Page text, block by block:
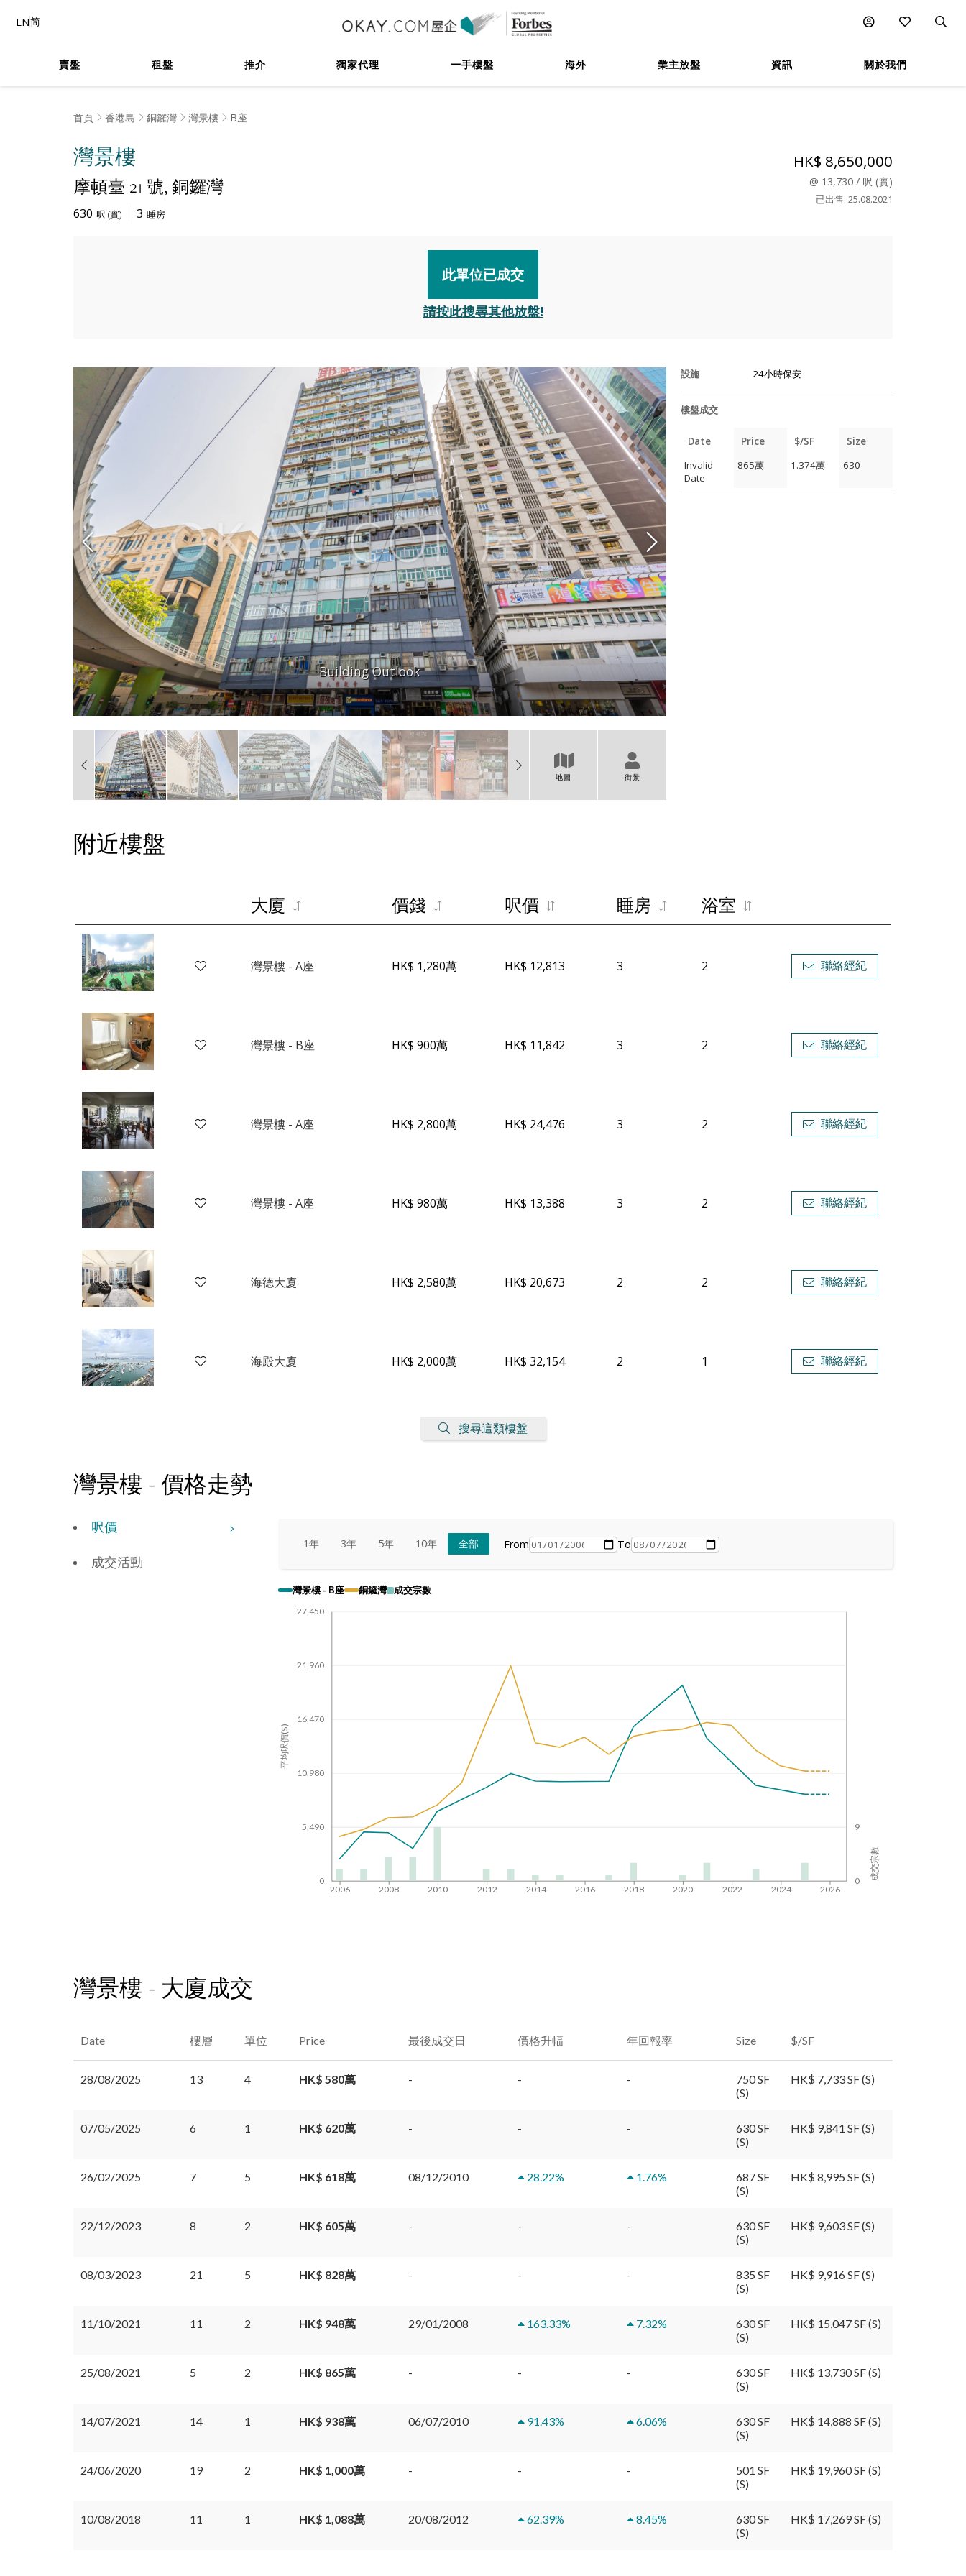
賣盤 租盤 推介 獨家代理 一手樓盤 海外 業主放盤 資訊 關於我們
EN简
首頁 香港島 銅鑼灣 灣景樓 B座
灣景樓
摩頓臺 21 號 銅鑼灣
HK$ 8,650,000
@ 13,730 / 呎 (實)
已出售: 25.08.2021
630 呎 (實) 3 睡房
此單位已成交
請按此搜尋其他放盤!
Building Outlook
地圖 街景
設施 24小時保安
樓盤成交
Date Price $/SF
Size
Invalid
Date
865萬 1.374萬 630
附近樓盤
大廈 價錢 呎價 睡房 浴室
灣景樓 - A座 HK$ 1,280萬 HK$ 12,813 3 2 聯絡經紀
灣景樓 - B座 HK$ 900萬 HK$ 11,842 3 2 聯絡經紀
灣景樓 - A座 HK$ 2,800萬 HK$ 24,476 3 2 聯絡經紀
灣景樓 - A座 HK$ 980萬 HK$ 13,388 3 2 聯絡經紀
海德大廈 HK$ 2,580萬 HK$ 20,673 2 2 聯絡經紀
海殿大廈 HK$ 2,000萬 HK$ 32,154 2 1 聯絡經紀
搜尋這類樓盤
灣景樓 - 價格走勢
呎價
成交活動
1年 3年 5年 10年 全部 From To
灣景樓 - B座 銅鑼灣 成交宗數
9
0
2006 2008 2010 2012 2014 2016 2018 2020 2022 2024 2026
成交宗數
27,450
21,960
16,470
10,980
5,490
0
平均呎價($)
灣景樓 - 大廈成交
Date 樓層 單位 Price 最後成交日 價格升幅 年回報率 Size $/SF
28/08/2025 13 4 HK$ 580萬 - - -
750 SF
(S)
HK$ 7,733 SF (S)
07/05/2025 6 1 HK$ 620萬 - - -
630 SF
(S)
HK$ 9,841 SF (S)
26/02/2025 7 5 HK$ 618萬 08/12/2010 28.22% 1.76%
687 SF
(S)
HK$ 8,995 SF (S)
22/12/2023 8 2 HK$ 605萬 - - -
630 SF
(S)
HK$ 9,603 SF (S)
08/03/2023 21 5 HK$ 828萬 - - -
835 SF
(S)
HK$ 9,916 SF (S)
11/10/2021 11 2 HK$ 948萬 29/01/2008 163.33% 7.32%
630 SF
(S)
HK$ 15,047 SF (S)
25/08/2021 5 2 HK$ 865萬 - - -
630 SF
(S)
HK$ 13,730 SF (S)
14/07/2021 14 1 HK$ 938萬 06/07/2010 91.43% 6.06%
630 SF
(S)
HK$ 14,888 SF (S)
24/06/2020 19 2 HK$ 1,000萬 - - -
501 SF
(S)
HK$ 19,960 SF (S)
10/08/2018 11 1 HK$ 1,088萬 20/08/2012 62.39% 8.45%
630 SF
(S)
HK$ 17,269 SF (S)